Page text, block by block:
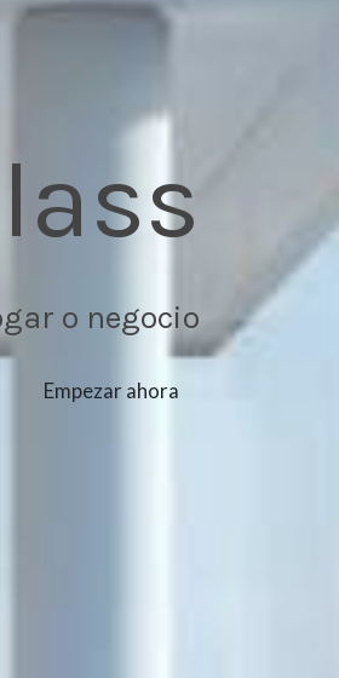
o negocio
Empezar ahora